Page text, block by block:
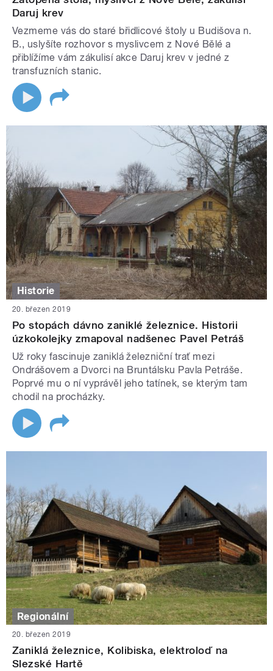
Daruj krev
Vezmeme vás do staré břidlicové štoly u Budišova n.
B., uslyšíte rozhovor s myslivcem z Nové Bělé a
přiblížíme vám zákulisí akce Daruj krev v jedné z
transfuzních stanic.
Historie
20. březen 2019
Po stopách dávno zaniklé železnice. Historii
úzkokolejky zmapoval nadšenec Pavel Petráš
Už roky fascinuje zaniklá železniční trať mezi
Ondrášovem a Dvorci na Bruntálsku Pavla Petráše.
Poprvé mu o ní vyprávěl jeho tatínek, se kterým tam
chodil na procházky.
Regionální
20. březen 2019
Zaniklá železnice, Kolibiska, elektroloď na
Slezské Hartě